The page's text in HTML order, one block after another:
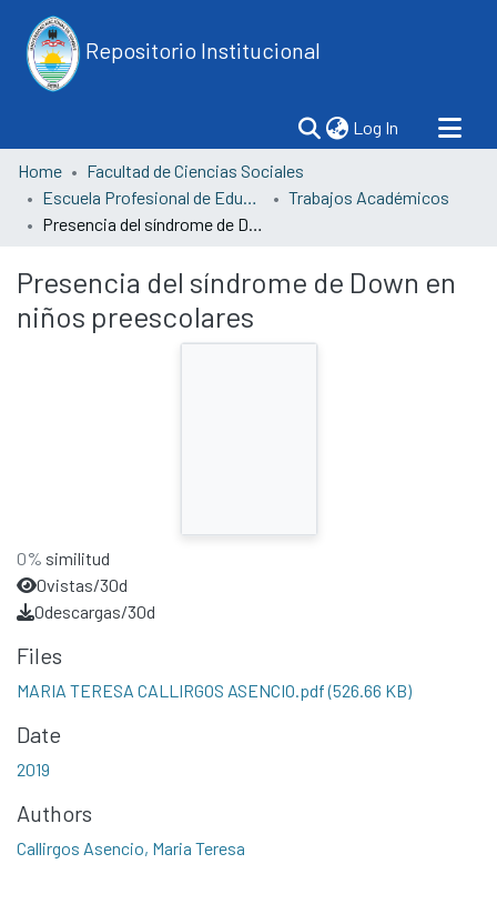
Repositorio Institucional
Log In (current)
Home
Facultad de Ciencias Sociales
Escuela Profesional de Educación
Trabajos Académicos
Presencia del síndrome de Down en niños preescolares
Presencia del síndrome de Down en
niños preescolares
0% similitud
0vistas/30d
0descargas/30d
Files
MARIA TERESA CALLIRGOS ASENCIO.pdf(526.66 KB)
Date
2019
Authors
Callirgos Asencio, Maria Teresa